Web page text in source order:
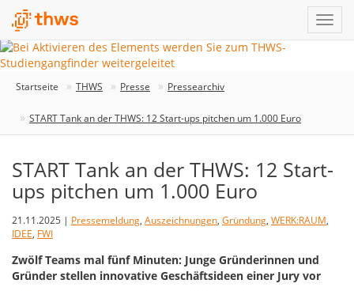
Startseite THWS Presse Pressearchiv
START Tank an der THWS: 12 Start-ups pitchen um 1.000 Euro
START Tank an der THWS: 12 Start-
ups pitchen um 1.000 Euro
21.11.2025 | Pressemeldung, Auszeichnungen, Gründung, WERK:RAUM,
IDEE, FWI
Zwölf Teams mal fünf Minuten: Junge Gründerinnen und
Gründer stellen innovative Geschäftsideen einer Jury vor